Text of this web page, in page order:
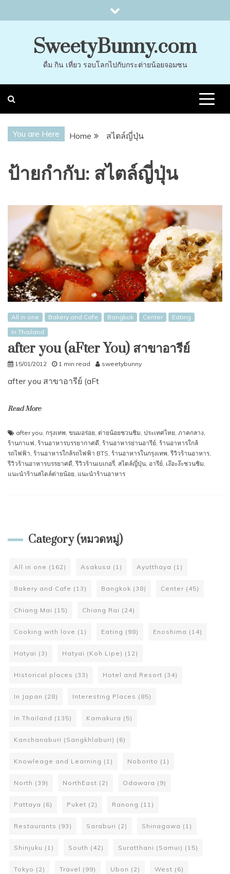
to
SweetyBunny.com
ดื่ม กิน เที่ยว รอบโลกไปกับกระต่ายน้อยจอมซน
You are Here Home สไตล์ญี่ปุ่น
ป้ายกำกับ: สไตล์ญี่ปุ่น
All in one Bakery and Cafe Bangkok Center
Eating
In Thailand
after you (aFter You) สาขาอารีย์
15/01/2012 1 min read sweetybunny
after you สาขาอารีย์ (aFt
Read More
after you, กรุงเทพ, ขนมอร่อย, ต่ายน้อยชวนชิม, ประเทศไทย, ภาคกลาง,
ร้านกาแฟ, ร้านอาหารบรรยากาศดี, ร้านอาหารย่านอารีย์, ร้านอาหารใกล้
รถไฟฟ้า, ร้านอาหารใกล้รถไฟฟ้า BTS, ร้านอาหารในกรุงเทพ,รีวิวร้านอาหาร,
รีวิวร้านอาหารบรรยาศดี,รีวิวร้านเบเกอรี่, สไตล์ญี่ปุ่น, อารีย์, เง๊อะง๊ะชวนชิม,
แนะนำร้านสไตล์ต่ายน้อย, แนะนำร้านอาหาร
Category (หมวดหมู่)
All in one (162) Asakusa (1) Ayutthaya (1)
Bakery and Cafe (13) Bangkok (38) Center (45)
Chiang Mai (15) Chiang Rai (24)
Cooking with love (1) Eating (98) Enoshima (14)
Hatyai (3) Hatyai (Koh Lipe) (12)
Historical places (33) Hotel and Resort (34)
In Japan (28) Interesting Places (85)
In Thailand (135) Kamakura (5)
Kanchanaburi (Sangkhlaburi) (6)
Knowleage and Learning (1) Noborito (1)
North (39) NorthEast (2) Odawara (9)
Pattaya (6) Puket (2) Ranong (11)
Restaurants (93) Saraburi (2) Shinagawa (1)
Shinjuku (1) South (42) Suratthani (Samui) (15)
Tokyo (2) Travel (99) Ubon (2) West (6)